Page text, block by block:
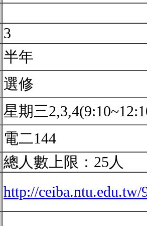
3
半年
選修
星期三
電二144
總人數上限：25人
http://ceiba.ntu.edu.tw/